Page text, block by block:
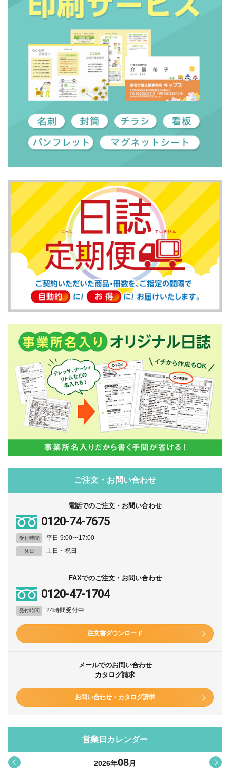
ご注文・お問い合わせ
電話でのご注文・お問い合わせ
0120-74-7675
受付時間 平日 9:00〜17:00
休日 土日・祝日
FAXでのご注文・お問い合わせ
0120-47-1704
受付時間 24時間受付中
注文書ダウンロード
メールでのお問い合わせ
カタログ請求
お問い合わせ・カタログ請求
営業日カレンダー
< 2026年08月